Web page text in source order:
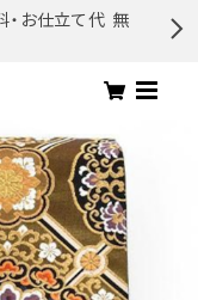
お仕立て代 無